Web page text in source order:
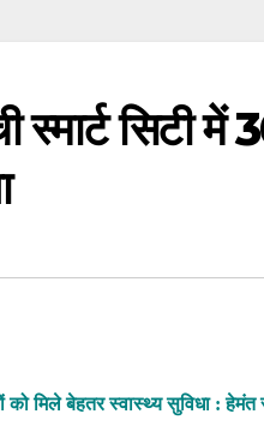
स्मार्ट सिटी
को मिले बेहतर स्वास्थ्य सुविधा : हेमंत